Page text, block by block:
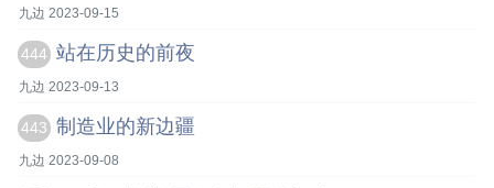
九边 2023-09-15
444 站在历史的前夜
九边 2023-09-13
443 制造业的新边疆
九边 2023-09-08